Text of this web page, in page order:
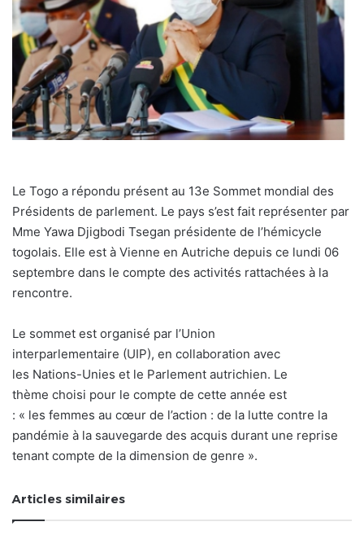
Le Togo a répondu présent au 13e Sommet mondial des
Présidents de parlement. Le pays s’est fait représenter par
Mme Yawa Djigbodi Tsegan présidente de l’hémicycle
togolais. Elle est à Vienne en Autriche depuis ce lundi 06
septembre dans le compte des activités rattachées à la
rencontre.
Le sommet est organisé par l’Union
interparlementaire (UIP), en collaboration avec
les Nations-Unies et le Parlement autrichien. Le
thème choisi pour le compte de cette année est
: « les femmes au cœur de l’action : de la lutte contre la
pandémie à la sauvegarde des acquis durant une reprise
tenant compte de la dimension de genre ».
Articles similaires